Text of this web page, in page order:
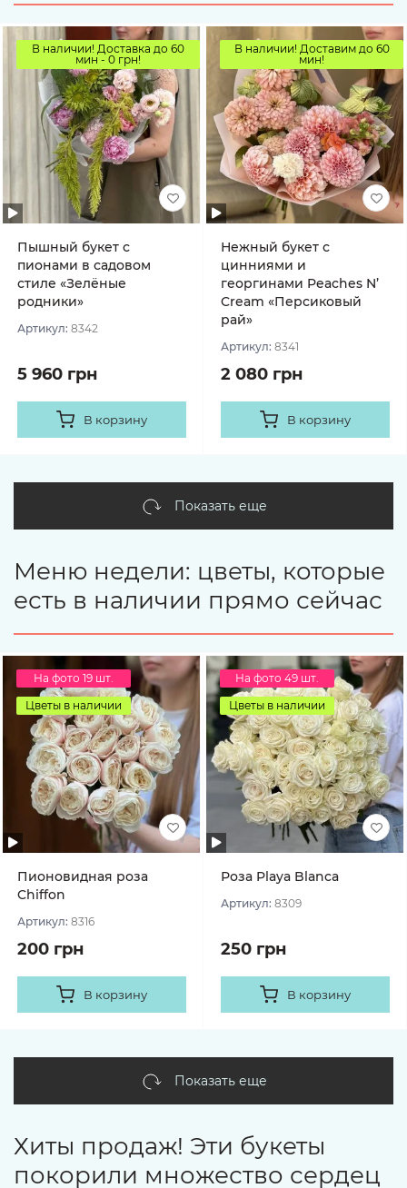
В наличии! Доставка до 60
мин - 0 грн!
Пышный букет с
пионами в садовом
стиле «Зелёные
родники»
Артикул: 8342
5 960 грн
В корзину
В наличии! Доставим до 60
мин!
Нежный букет с
цинниями и
георгинами Peaches N’
Cream «Персиковый
рай»
Артикул: 8341
2 080 грн
В корзину
Показать еще
Меню недели: цветы, которые
есть в наличии прямо сейчас
На фото 19 шт.
Цветы в наличии
Пионовидная роза
Chiffon
Артикул: 8316
200 грн
В корзину
На фото 49 шт.
Цветы в наличии
Роза Playa Blanca
Артикул: 8309
250 грн
В корзину
Показать еще
Хиты продаж! Эти букеты
покорили множество сердец